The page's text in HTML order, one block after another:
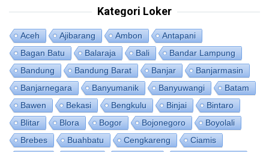
Kategori Loker
Aceh Ajibarang Ambon
Antapani
Bagan Batu
Balaraja Bali
Bandar Lampung
Bandung
Bandung Barat Banjar
Banjarmasin
Banjarnegara
Banyumanik Banyuwangi
Batam
Bawen
Bekasi Bengkulu Binjai
Bintaro
Blitar
Blora Bogor Bojonegoro
Boyolali
Brebes
Buahbatu Cengkareng
Ciamis